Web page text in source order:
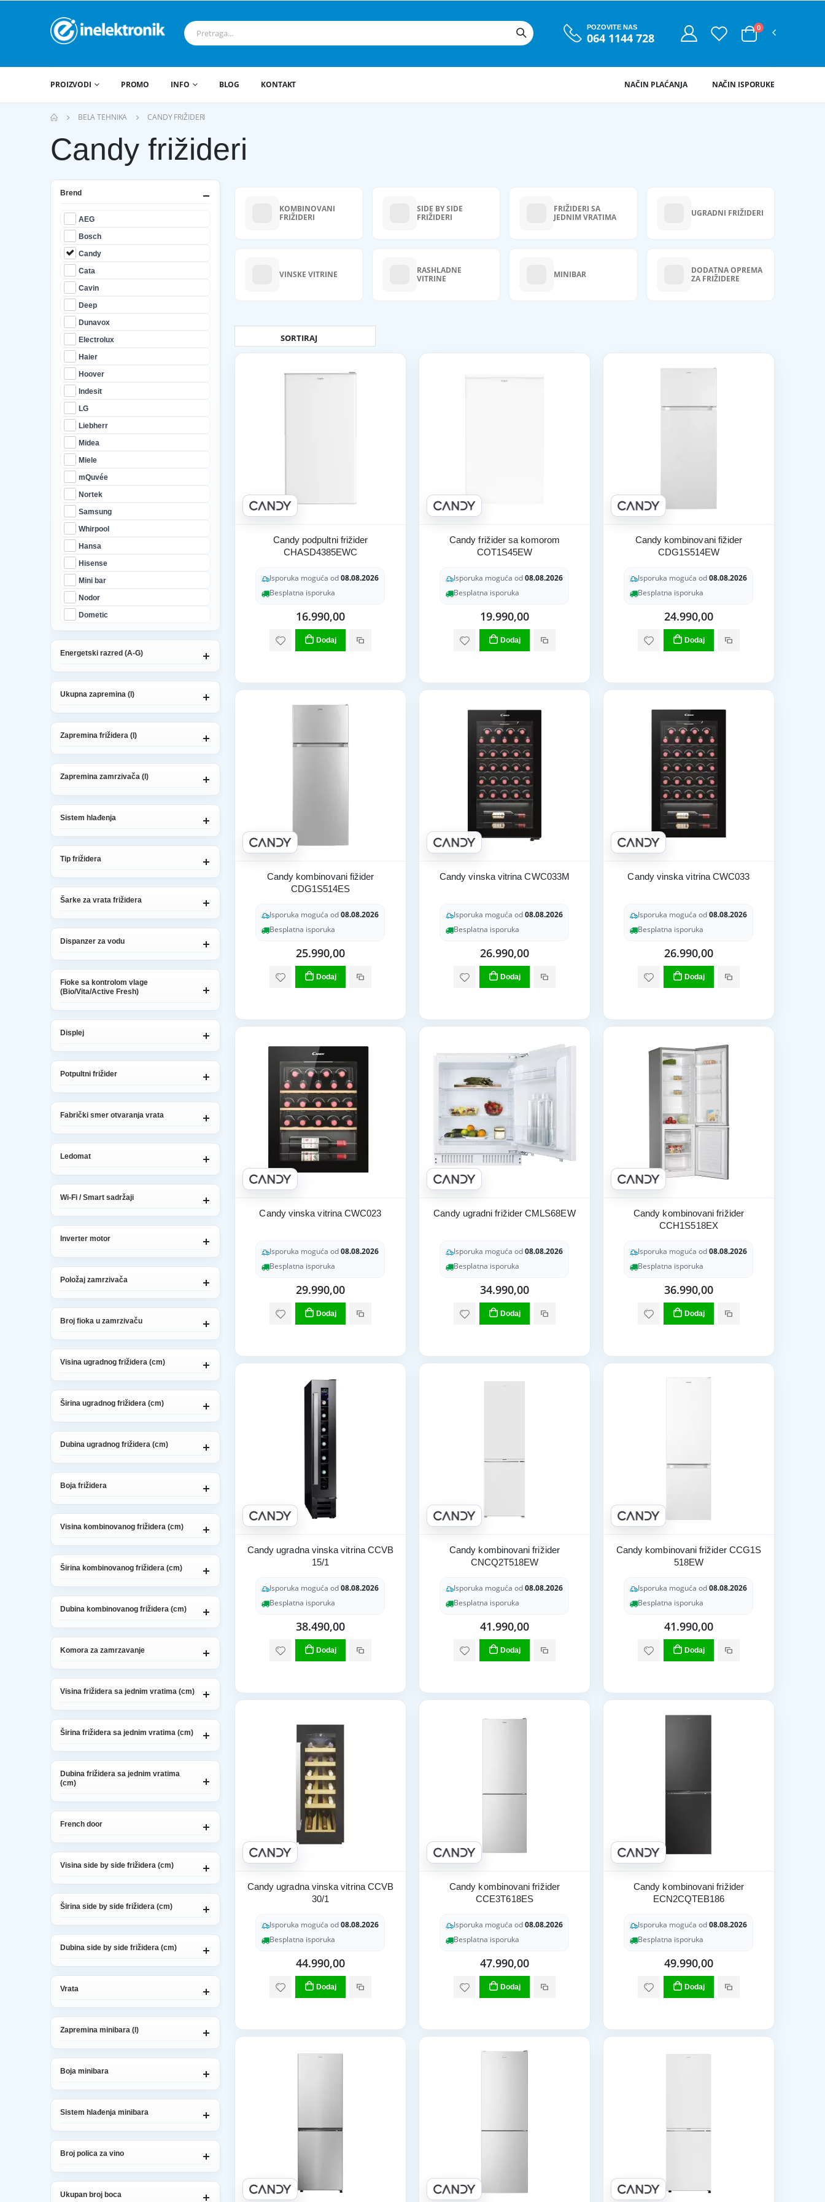
POZOVITE NAS
064 1144 728
0
PROIZVODI PROMO INFO BLOG KONTAKT NAČIN ISPORUKE
NAČIN PLAĆANJA
BELA TEHNIKA CANDY FRIŽIDERI
Candy frižideri
KOMBINOVANI
FRIŽIDERI
SIDE BY SIDE
FRIŽIDERI
FRIŽIDERI SA
JEDNIM VRATIMA
UGRADNI FRIŽIDERI
VINSKE VITRINE
RASHLADNE
VITRINE
MINIBAR
DODATNA OPREMA
ZA FRIŽIDERE
Candy podpultni frižider
CHASD4385EWC
Isporuka moguća od08.08.2026
Besplatna isporuka
16.990,00
Dodaj
Candy frižider sa komorom
COT1S45EW
Isporuka moguća od08.08.2026
Besplatna isporuka
19.990,00
Dodaj
Candy kombinovani fižider
CDG1S514EW
Isporuka moguća od08.08.2026
Besplatna isporuka
24.990,00
Dodaj
Candy kombinovani fižider
CDG1S514ES
Isporuka moguća od08.08.2026
Besplatna isporuka
25.990,00
Dodaj
Candy vinska vitrina CWC033M
Isporuka moguća od08.08.2026
Besplatna isporuka
26.990,00
Dodaj
Candy vinska vitrina CWC033
Isporuka moguća od08.08.2026
Besplatna isporuka
26.990,00
Dodaj
Candy vinska vitrina CWC023
Isporuka moguća od08.08.2026
Besplatna isporuka
29.990,00
Dodaj
Candy ugradni frižider CMLS68EW
Isporuka moguća od08.08.2026
Besplatna isporuka
34.990,00
Dodaj
Candy kombinovani frižider
CCH1S518EX
Isporuka moguća od08.08.2026
Besplatna isporuka
36.990,00
Dodaj
Candy ugradna vinska vitrina CCVB
15/1
Isporuka moguća od08.08.2026
Besplatna isporuka
38.490,00
Dodaj
Candy kombinovani frižider
CNCQ2T518EW
Isporuka moguća od08.08.2026
Besplatna isporuka
41.990,00
Dodaj
Candy kombinovani frižider CCG1S
518EW
Isporuka moguća od08.08.2026
Besplatna isporuka
41.990,00
Dodaj
Candy ugradna vinska vitrina CCVB
30/1
Isporuka moguća od08.08.2026
Besplatna isporuka
44.990,00
Dodaj
Candy kombinovani frižider
CCE3T618ES
Isporuka moguća od08.08.2026
Besplatna isporuka
47.990,00
Dodaj
Candy kombinovani frižider
ECN2CQTEB186
Isporuka moguća od08.08.2026
Besplatna isporuka
49.990,00
Dodaj
Brend
AEG
Bosch
Candy
Cata
Cavin
Deep
Dunavox
Electrolux
Haier
Hoover
Indesit
LG
Liebherr
Midea
Miele
mQuvée
Nortek
Samsung
Whirpool
Hansa
Hisense
Mini bar
Nodor
Dometic
Energetski razred (A-G)
Ukupna zapremina (l)
Zapremina frižidera (l)
Zapremina zamrzivača (l)
Sistem hlađenja
Tip frižidera
Šarke za vrata frižidera
Dispanzer za vodu
Fioke sa kontrolom vlage
(Bio/Vita/Active Fresh)
Displej
Potpultni frižider
Fabrički smer otvaranja vrata
Ledomat
Wi-Fi / Smart sadržaji
Inverter motor
Položaj zamrzivača
Broj fioka u zamrzivaču
Visina ugradnog frižidera (cm)
Širina ugradnog frižidera (cm)
Dubina ugradnog frižidera (cm)
Boja frižidera
Visina kombinovanog frižidera (cm)
Širina kombinovanog frižidera (cm)
Dubina kombinovanog frižidera (cm)
Komora za zamrzavanje
Visina frižidera sa jednim vratima (cm)
Širina frižidera sa jednim vratima (cm)
Dubina frižidera sa jednim vratima
(cm)
French door
Visina side by side frižidera (cm)
Širina side by side frižidera (cm)
Dubina side by side frižidera (cm)
Vrata
Zapremina minibara (l)
Boja minibara
Sistem hlađenja minibara
Broj polica za vino
Ukupan broj boca